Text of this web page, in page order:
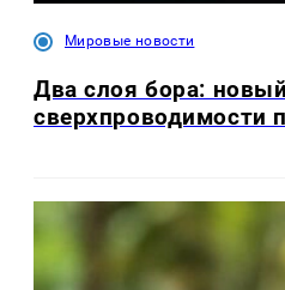
Мировые новости
Два слоя бора:
сверхпроводимости